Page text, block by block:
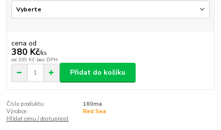
cena od
380 Kč/ks
od 339 Kč bez DPH
Přidat do košíku
Číslo produktu:
160ma
Výrobce:
Red Sea
Hlídat cenu / dostupnost